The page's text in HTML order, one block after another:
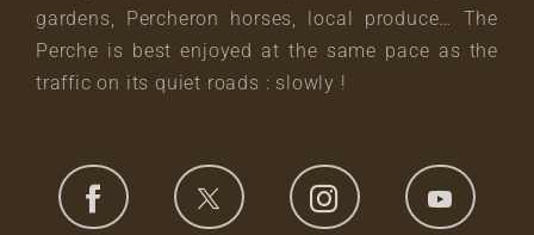
gardens, Percheron horses, local produce… The
Perche is best enjoyed at the same pace as the
traffic on its quiet roads : slowly !